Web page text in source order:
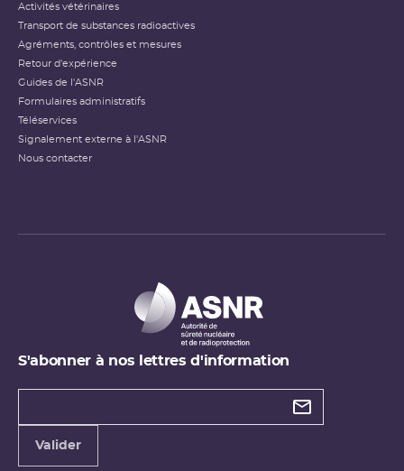
Activités vétérinaires
Transport de substances radioactives
Agréments, contrôles et mesures
Retour d'expérience
Guides de l'ASNR
Formulaires administratifs
Téléservices
Signalement externe à l'ASNR
Nous contacter
S'abonner à nos lettres d'information
Types de
Valider